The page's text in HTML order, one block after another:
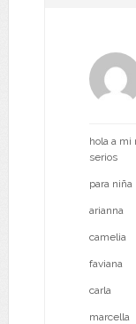
hola a mi
serios
para niña
arianna
camelia
faviana
carla
marcella